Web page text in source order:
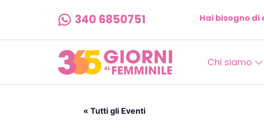
340 6850751 Hai bisogno di
Chi siamo
« Tutti gli Eventi